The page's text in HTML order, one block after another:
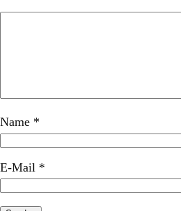
Name *
E-Mail *